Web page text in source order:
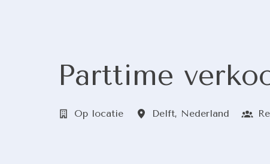
Parttime
Op locatie Delft, Nederland